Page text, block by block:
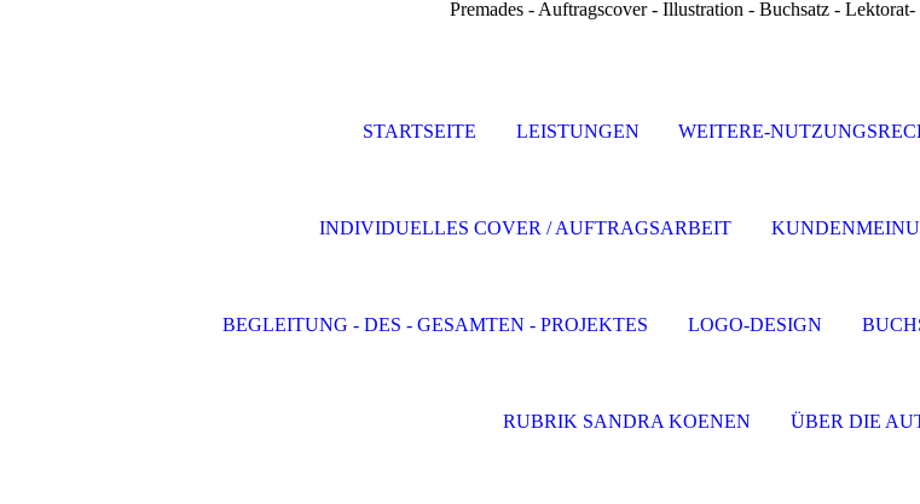
Premades - Auftragscover - Illustration - Buchsatz -
STARTSEITE LEISTUNGEN WEITERE-
INDIVIDUELLES COVER / AUFTRAGSARBEIT
BEGLEITUNG - DES - GESAMTEN - PROJEKTES LOGO-DESIGN
RUBRIK SANDRA KOENEN ÜBER DIE